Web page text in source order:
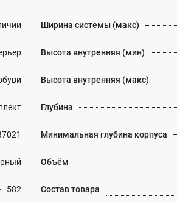
582
Ширина системы (макс)
Высота внутренняя (мин)
Высота внутренняя (макс)
Глубина
Минимальная глубина корпуса
Объём
Состав товара